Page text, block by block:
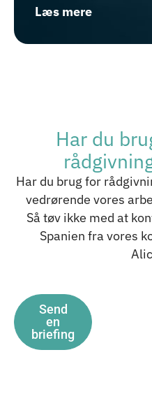
Læs mere
Har du
Har du brug for
vedrørende vores
Så tøv ikke med at
Spanien fra vores
Send
en
briefing